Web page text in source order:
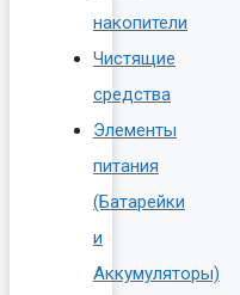
накопители
Чистящие
средства
Элементы
питания
(Батарейки
и
Аккумуляторы)